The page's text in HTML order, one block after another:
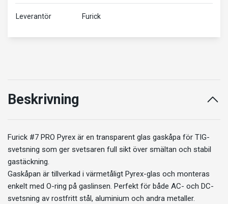
Leverantör Furick
Beskrivning
Furick #7 PRO Pyrex är en transparent glas gaskåpa för TIG-
svetsning som ger svetsaren full sikt över smältan och stabil
gastäckning.
Gaskåpan är tillverkad i värmetåligt Pyrex-glas och monteras
enkelt med O-ring på gaslinsen. Perfekt för både AC- och DC-
svetsning av rostfritt stål, aluminium och andra metaller.